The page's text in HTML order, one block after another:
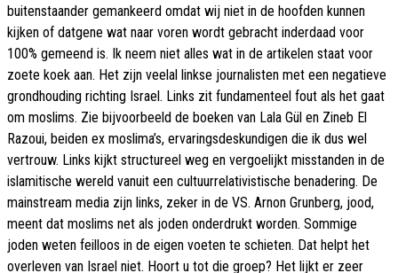
buitenstaander gemankeerd omdat wij niet in de hoofden kunnen
kijken of datgene wat naar voren wordt gebracht inderdaad voor
100% gemeend is. Ik neem niet alles wat in de artikelen staat voor
zoete koek aan. Het zijn veelal linkse journalisten met een negatieve
grondhouding richting Israel. Links zit fundamenteel fout als het gaat
om moslims. Zie bijvoorbeeld de boeken van Lala Gül en Zineb El
Razoui, beiden ex moslima’s, ervaringsdeskundigen die ik dus wel
vertrouw. Links kijkt structureel weg en vergoelijkt misstanden in de
islamitische wereld vanuit een cultuurrelativistische benadering. De
mainstream media zijn links, zeker in de VS. Arnon Grunberg, jood,
meent dat moslims net als joden onderdrukt worden. Sommige
joden weten feilloos in de eigen voeten te schieten. Dat helpt het
overleven van Israel niet. Hoort u tot die groep? Het lijkt er zeer